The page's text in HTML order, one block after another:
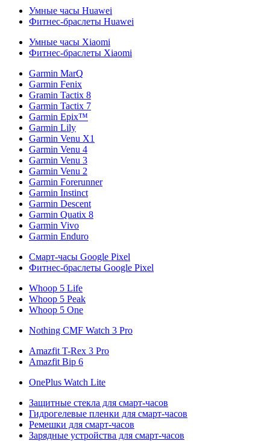
Умные часы Huawei
Фитнес-браслеты Huawei
Умные часы Xiaomi
Фитнес-браслеты Xiaomi
Garmin MarQ
Garmin Fenix
Gramin Tactix 8
Garmin Tactix 7
Garmin Epix™
Garmin Lily
Garmin Venu X1
Garmin Venu 4
Garmin Venu 3
Garmin Venu 2
Garmin Forerunner
Garmin Instinct
Garmin Descent
Garmin Quatix 8
Garmin Vivo
Garmin Enduro
Смарт-часы Google Pixel
Фитнес-браслеты Google Pixel
Whoop 5 Life
Whoop 5 Peak
Whoop 5 One
Nothing CMF Watch 3 Pro
Amazfit T-Rex 3 Pro
Amazfit Bip 6
OnePlus Watch Lite
Защитные стекла для смарт-часов
Гидрогелевые пленки для смарт-часов
Ремешки для смарт-часов
Зарядные устройства для смарт-часов